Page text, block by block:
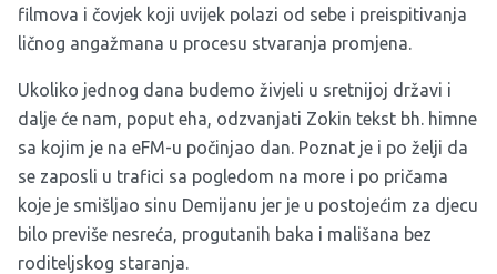
filmova i čovjek koji uvijek polazi od sebe i preispitivanja
ličnog angažmana u procesu stvaranja promjena.
Ukoliko jednog dana budemo živjeli u sretnijoj državi i
dalje će nam, poput eha, odzvanjati Zokin tekst bh. himne
sa kojim je na eFM-u počinjao dan. Poznat je i po želji da
se zaposli u trafici sa pogledom na more i po pričama
koje je smišljao sinu Demijanu jer je u postojećim za djecu
bilo previše nesreća, progutanih baka i mališana bez
roditeljskog staranja.